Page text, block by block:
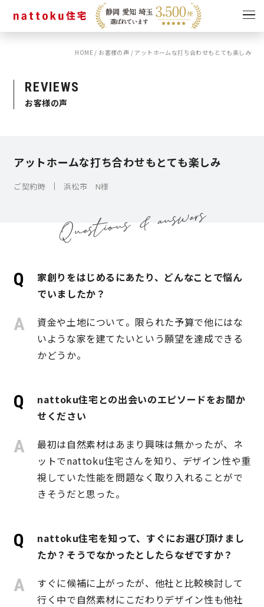
ショールーム
スタッフブログ
タップで電話をかける
OWNER’S SITE オーナーズサイト
nattokuグループコーポレートサイト
理想の暮らしを引き出すデザイン力
家具まで標準仕様の空間コーディネート
HOME/ お客様の声 / アットホームな打ち合わせもとても楽しみ
REVIEWS
お客様の声
アットホームな打ち合わせもとても楽しみ
ご契約時 浜松市 N様
家創りをはじめるにあたり、どんなことで悩ん
でいましたか？
資金や土地について。限られた予算で他にはな
いような家を建てたいという願望を達成できる
かどうか。
nattoku住宅との出会いのエピソードをお聞か
せください
最初は自然素材はあまり興味は無かったが、ネ
ットでnattoku住宅さんを知り、デザイン性や重
視していた性能を問題なく取り入れることがで
きそうだと思った。
nattoku住宅を知って、すぐにお選び頂けまし
たか？そうでなかったとしたらなぜですか？
すぐに候補に上がったが、他社と比較検討して
行く中で自然素材にこだわりデザイン性も他社